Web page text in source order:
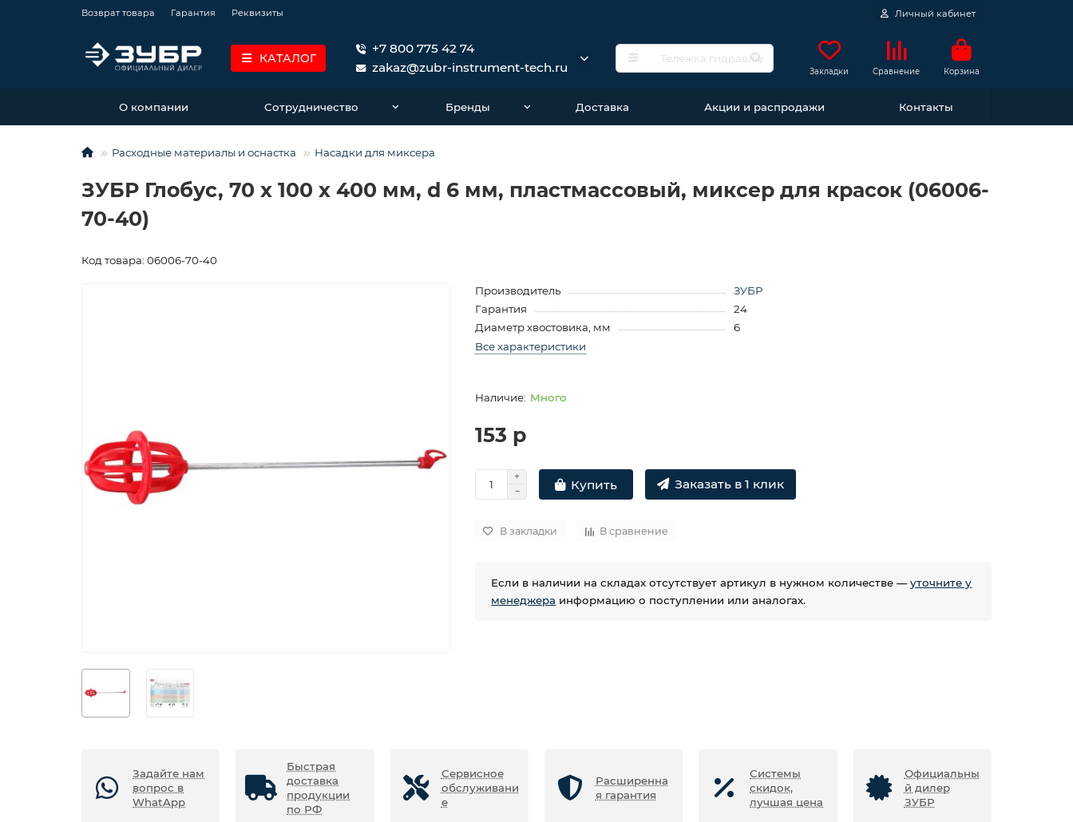
Возврат товара Гарантия Реквизиты Личный кабинет
КАТАЛОГ
+7 800 775 42 74
zakaz@zubr-instrument-tech.ru
Закладки Сравнение Корзина
О компании Сотрудничество Бренды Доставка Акции и распродажи Контакты
Расходные материалы и оснастка Насадки для миксера
ЗУБР Глобус, 70 х 100 х 400 мм, d 6 мм, пластмассовый, миксер для красок (06006-
70-40)
Код товара: 06006-70-40
Производитель
ЗУБР
Гарантия
24
Диаметр хвостовика, мм
6
Все характеристики
Много
153 р
Купить Заказать в 1 клик
В закладки В сравнение
Если в наличии на складах отсутствует артикул в нужном количестве —уточните у
менеджера информацию о поступлении или аналогах.
Задайте нам
вопрос в
WhatApp
Быстрая
доставка
продукции
по РФ
Сервисное
обслуживани
е
Расширенна
я гарантия
Системы
скидок,
лучшая цена
Официальны
й дилер
ЗУБР